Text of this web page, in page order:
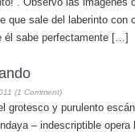
que sale del laberinto con
él sabe perfectamente […]
(1 Comment)
grotesco y purulento
– indescriptible